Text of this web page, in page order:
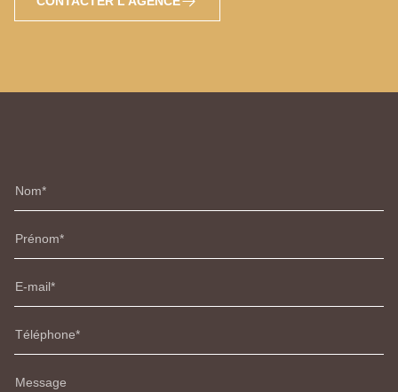
Nom
Prénom
E-mail
Téléphone
Message